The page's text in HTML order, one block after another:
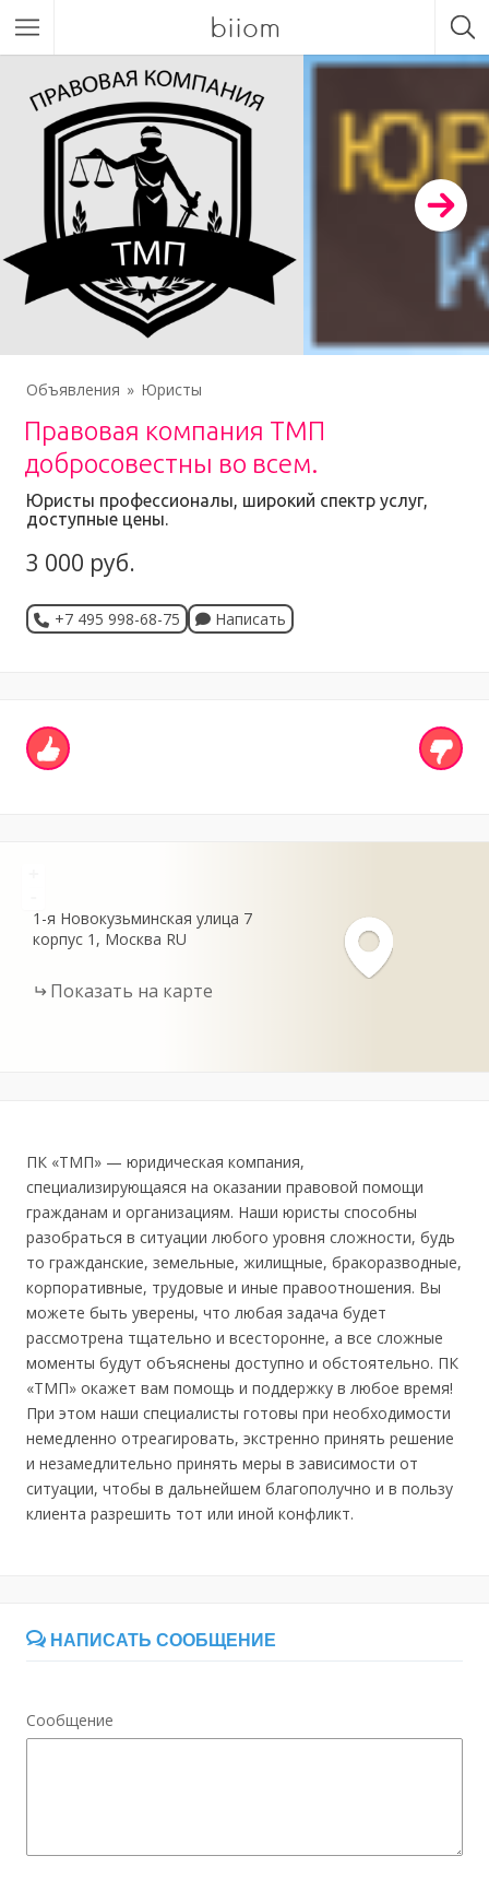
biiom
Объявления Юристы
Правовая компания ТМП
добросовестны во всем.
Юристы профессионалы, широкий спектр услуг,
доступные цены.
3 000 руб.
+7 495 998-68-75 Написать
1-я Новокузьминская улица 7
корпус 1
Москва RU
Показать на карте
ПК «ТМП» — юридическая компания,
специализирующаяся на оказании правовой помощи
гражданам и организациям. Наши юристы способны
разобраться в ситуации любого уровня сложности, будь
то гражданские, земельные, жилищные, бракоразводные,
корпоративные, трудовые и иные правоотношения. Вы
можете быть уверены, что любая задача будет
рассмотрена тщательно и всесторонне, а все сложные
моменты будут объяснены доступно и обстоятельно. ПК
«ТМП» окажет вам помощь и поддержку в любое время!
При этом наши специалисты готовы при необходимости
немедленно отреагировать, экстренно принять решение
и незамедлительно принять меры в зависимости от
ситуации, чтобы в дальнейшем благополучно и в пользу
клиента разрешить тот или иной конфликт.
НАПИСАТЬ СООБЩЕНИЕ
Сообщение